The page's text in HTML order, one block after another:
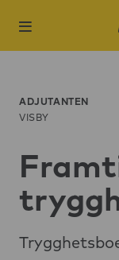
ADJUTANTEN
VISBY